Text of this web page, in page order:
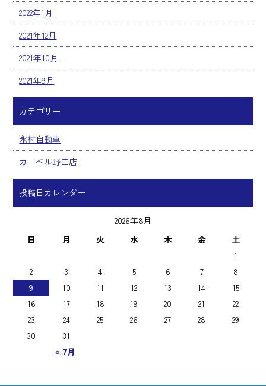
2022年1月
2021年12月
2021年10月
2021年9月
カテゴリー
永村自動車
カーベル野田店
投稿日カレンダー
2026年8月
日
月 火 水 木 金 土
« 7月
1
2
3 4 5 6 7
8
9
10 11 12 13 14
15
16
17 18 19 20 21
22
23
24 25 26 27 28
29
30
31